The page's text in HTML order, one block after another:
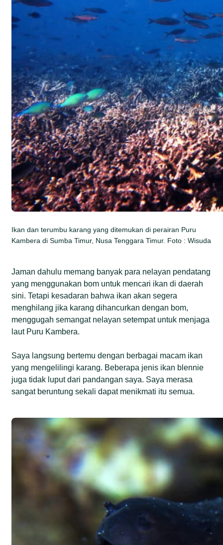
Ikan dan terumbu karang yang ditemukan di perairan Puru
Kambera di Sumba Timur, Nusa Tenggara Timur. Foto : Wisuda
Jaman dahulu memang banyak para nelayan pendatang
yang menggunakan bom untuk mencari ikan di daerah
sini. Tetapi kesadaran bahwa ikan akan segera
menghilang jika karang dihancurkan dengan bom,
menggugah semangat nelayan setempat untuk menjaga
laut Puru Kambera.
Saya langsung bertemu dengan berbagai macam ikan
yang mengelilingi karang. Beberapa jenis ikan blennie
juga tidak luput dari pandangan saya. Saya merasa
sangat beruntung sekali dapat menikmati itu semua.